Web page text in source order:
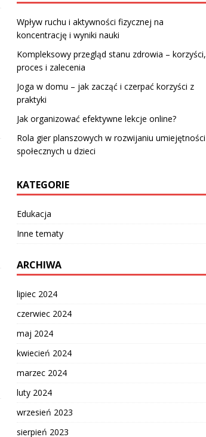
Wpływ ruchu i aktywności fizycznej na
koncentrację i wyniki nauki
Kompleksowy przegląd stanu zdrowia – korzyści,
proces i zalecenia
Joga w domu – jak zacząć i czerpać korzyści z
praktyki
Jak organizować efektywne lekcje online?
Rola gier planszowych w rozwijaniu umiejętności
społecznych u dzieci
KATEGORIE
Edukacja
Inne tematy
ARCHIWA
lipiec 2024
czerwiec 2024
maj 2024
kwiecień 2024
marzec 2024
luty 2024
wrzesień 2023
sierpień 2023